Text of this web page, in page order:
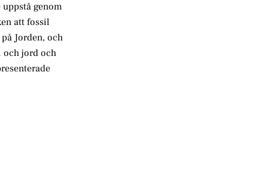
genom
att fossil
Jorden, och
och jord och